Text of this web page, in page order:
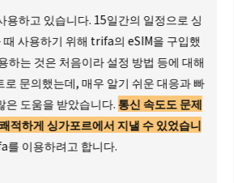
하고 있습니다. 15일간의 일정으로 싱
사용하기 위해 trifa의 eSIM을 구입했
하는 것은 처음이라 설정 방법 등에 대해
로 문의했는데, 매우 알기 쉬운 대응과 빠
은 도움을 받았습니다. 통신 속도도 문제
적하게 싱가포르에서 지낼 수 있었습니
를 이용하려고 합니다.